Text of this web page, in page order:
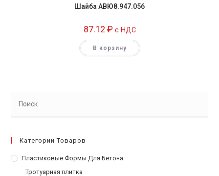
Шайба АВЮ8.947.056
87.12 ₽ c НДС
В корзину
Категории Товаров
Пластиковые Формы Для Бетона
Тротуарная плитка